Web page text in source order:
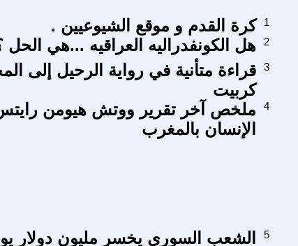
كرة القدم و موقع الشيوعيين .
1
هل الكونفدراليه العراقيه ...هي الحل ؟ 2
قراءة متأنية في رواية الرحيل إلى
کربیت
3
ملخص آخر تقرير ووتش هيومن
الإنسان بالمغرب
4
الشعب السوري يخسر مليون دولار 5